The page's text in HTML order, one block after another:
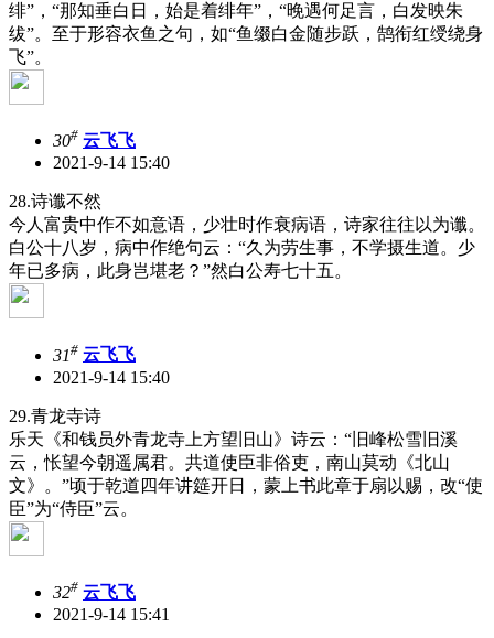
绯”，“那知垂白日，始是着绯年”，“晚遇何足言，白发映朱
绂”。至于形容衣鱼之句，如“鱼缀白金随步跃，鹄衔红绶绕身
飞”。
30# 云飞飞
2021-9-14 15:40
28.诗谶不然
今人富贵中作不如意语，少壮时作衰病语，诗家往往以为谶。
白公十八岁，病中作绝句云：“久为劳生事，不学摄生道。少
年已多病，此身岂堪老？”然白公寿七十五。
31# 云飞飞
2021-9-14 15:40
29.青龙寺诗
乐天《和钱员外青龙寺上方望旧山》诗云：“旧峰松雪旧溪
云，怅望今朝遥属君。共道使臣非俗吏，南山莫动《北山
文》。”顷于乾道四年讲筵开日，蒙上书此章于扇以赐，改“使
臣”为“侍臣”云。
32# 云飞飞
2021-9-14 15:41